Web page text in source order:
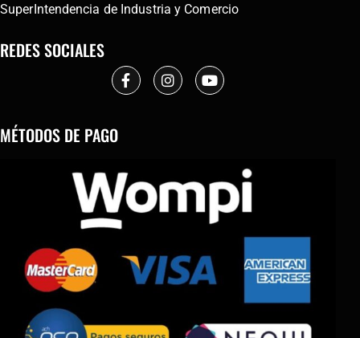
SuperIntendencia de Industria y Comercio
REDES SOCIALES
MÉTODOS DE PAGO